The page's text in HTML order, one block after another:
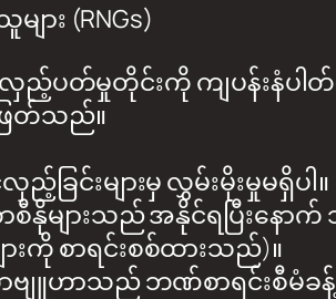
ား (RNGs)
ပတ်မှုတိုင်းကို ကျပန်းနံပါ
ြတ်သည်။
ခြင်းများမှ လွှမ်းမိုးမှုမရှိပါ။
များသည် အနိုင်ရပြီးနောက်
ားကို စာရင်းစစ်ထားသည်)။
ျူဟာသည် ဘဏ်စာရင်းစီမံခန့်